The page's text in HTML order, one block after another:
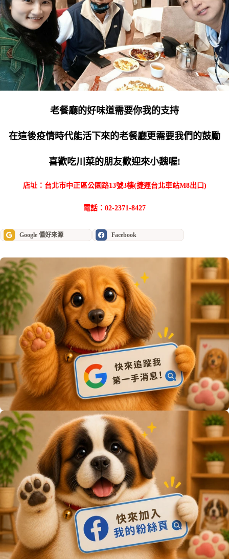
老餐廳的好味道需要你我的支持
在這後疫情時代能活下來的老餐廳更需要我們的鼓勵
喜歡吃川菜的朋友歡迎來小魏喔!
店址：台北市中正區公園路13號3樓(捷運台北車站M8出口)
電話：02-2371-8427
Google 偏好來源 Facebook